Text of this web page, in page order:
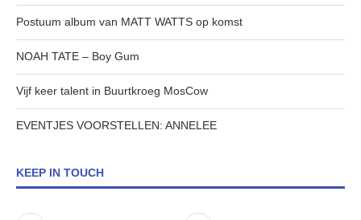
Postuum album van MATT WATTS op komst
NOAH TATE – Boy Gum
Vijf keer talent in Buurtkroeg MosCow
EVENTJES VOORSTELLEN: ANNELEE
KEEP IN TOUCH